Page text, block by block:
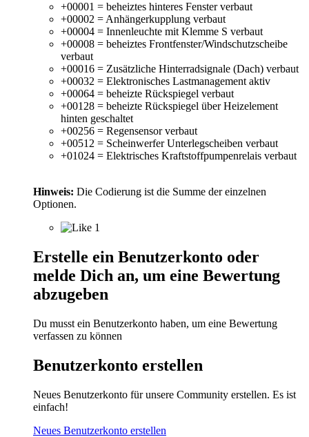
+00001 = beheiztes hinteres Fenster verbaut
+00002 = Anhängerkupplung verbaut
+00004 = Innenleuchte mit Klemme S verbaut
+00008 = beheiztes Frontfenster/Windschutzscheibe
verbaut
+00016 = Zusätzliche Hinterradsignale (Dach) verbaut
+00032 = Elektronisches Lastmanagement aktiv
+00064 = beheizte Rückspiegel verbaut
+00128 = beheizte Rückspiegel über Heizelement
hinten geschaltet
+00256 = Regensensor verbaut
+00512 = Scheinwerfer Unterlegscheiben verbaut
+01024 = Elektrisches Kraftstoffpumpenrelais verbaut
Hinweis: Die Codierung ist die Summe der einzelnen
Optionen.
1
Erstelle ein Benutzerkonto oder
melde Dich an, um eine Bewertung
abzugeben
Du musst ein Benutzerkonto haben, um eine Bewertung
verfassen zu können
Benutzerkonto erstellen
Neues Benutzerkonto für unsere Community erstellen. Es ist
einfach!
Neues Benutzerkonto erstellen